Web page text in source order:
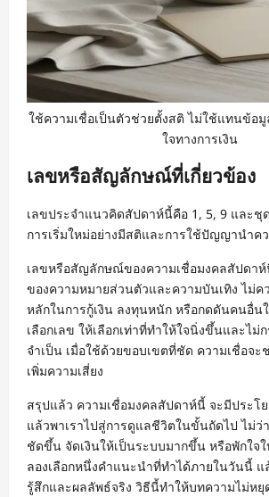
ใช้ความเชื่อเป็นตัวช่วยตั้งสติ ไม่ใช้แทนข้อ
ใจทางการเงิน
เลขหรือสัญลักษณ์ที่เกี่ยวข้อง
เลขประจำแนวคิดสัปดาห์นี้คือ 1, 5, 9 และชุ
การเริ่มใหม่อย่างมีสติและการใช้ปัญญานำค
เลขหรือสัญลักษณ์ของความเชื่อมงคลสัปดา
ของความหมายส่วนตัวและความบันเทิง ไม่ค
หลักในการกู้เงิน ลงทุนหนัก หรือกดดันคนอื่น
เลือกเลข ให้เลือกเท่าที่ทำให้ใจนิ่งขึ้นและไม่
จำเป็น เมื่อใช้ด้วยขอบเขตที่ชัด ความเชื่อจ
เพิ่มความเสี่ยง
สรุปแล้ว ความเชื่อมงคลสัปดาห์นี้ จะมีประโ
แล้วพาเราไปสู่การดูแลชีวิตในขั้นถัดไป ไม่ว่
ชัดขึ้น จัดเงินให้เป็นระบบมากขึ้น หรือพักใจ
ลองเลือกหนึ่งคำแนะนำที่ทำได้ภายในวันนี้ แ
รู้สึกและผลลัพธ์จริง วิธีนี้ทำให้บทความไม่ห